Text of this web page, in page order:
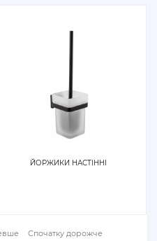
ЙОРЖИКИ НАСТІННІ
Спочатку дорожче